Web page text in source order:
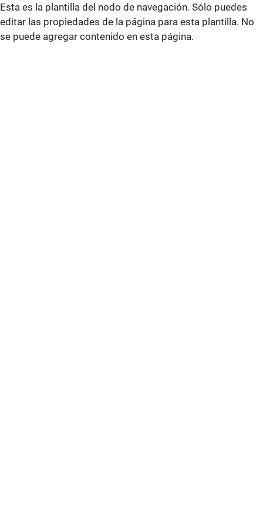
Esta es la plantilla del nodo de navegación. Sólo puedes
editar las propiedades de la página para esta plantilla. No
se puede agregar contenido en esta página.